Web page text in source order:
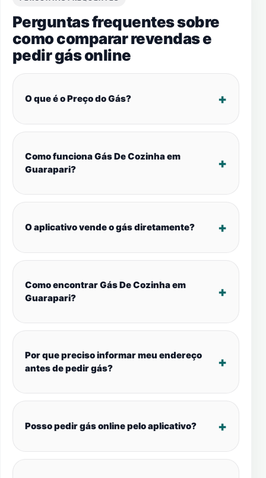
Perguntas frequentes sobre
como comparar revendas e
pedir gás online
O que é o Preço do Gás?
Como funciona Gás De Cozinha em
Guarapari?
O aplicativo vende o gás diretamente?
Como encontrar Gás De Cozinha em
Guarapari?
Por que preciso informar meu endereço
antes de pedir gás?
Posso pedir gás online pelo aplicativo?